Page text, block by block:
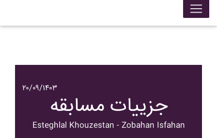
۲۰/۰۹/۱۴۰۳
جزییات مسابقه
Esteghlal Khouzestan - Zobahan Isfahan